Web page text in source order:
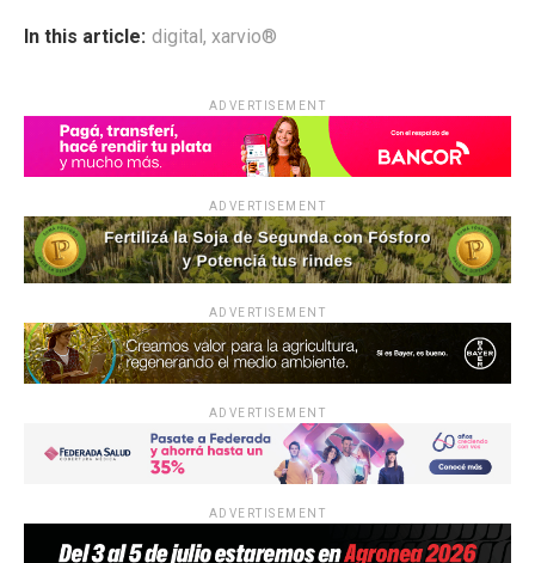
ce
o
k
at
p
p
ke
m
ar
tir
In this article: digital , xarvio®
ADVERTISEMENT
ADVERTISEMENT
ADVERTISEMENT
ADVERTISEMENT
ADVERTISEMENT